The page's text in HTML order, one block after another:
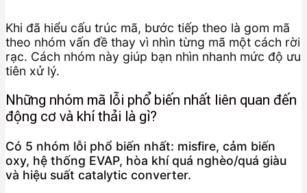
Khi đã hiểu cấu trúc mã, bước tiếp theo là gom mã
theo nhóm vấn đề thay vì nhìn từng mã một cách rời
rạc. Cách nhóm này giúp bạn nhìn nhanh mức độ ưu
tiên xử lý.
Những nhóm mã lỗi phổ biến nhất liên quan đến
động cơ và khí thải là gì?
Có 5 nhóm lỗi phổ biến nhất: misfire, cảm biến
oxy, hệ thống EVAP, hòa khí quá nghèo/quá giàu
và hiệu suất catalytic converter.